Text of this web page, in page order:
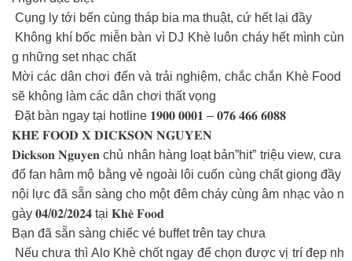
Cụng ly tới bến cùng tháp bia ma thuật, cứ hết lại đầy
Không khí bốc miễn bàn vì DJ Khè luôn cháy hết mình cùn
g những set nhạc chất
Mời các dân chơi đến và trải nghiệm, chắc chắn Khè Food
sẽ không làm các dân chơi thất vọng
Đặt bàn ngay tại hotline 𝟏𝟗𝟎𝟎 𝟎𝟎𝟎𝟏 – 𝟎𝟕𝟔 𝟒𝟔𝟔 𝟔𝟎𝟖𝟖
𝐊𝐇𝐄̀ 𝐅𝐎𝐎𝐃 𝐗 𝐃𝐈𝐂𝐊𝐒𝐎𝐍 𝐍𝐆𝐔𝐘𝐄𝐍
𝐃𝐢𝐜𝐤𝐬𝐨𝐧 𝐍𝐠𝐮𝐲𝐞𝐧 chủ nhân hàng loạt bản”hit” triệu view, cưa
đổ fan hâm mộ bằng vẻ ngoài lôi cuốn cùng chất giọng đầy
nội lực đã sẵn sàng cho một đêm cháy cùng âm nhạc vào n
gày 𝟎𝟒/𝟎𝟐/𝟐𝟎𝟐𝟒 tại 𝐊𝐡𝐞̀ 𝐅𝐨𝐨𝐝
Bạn đã sẵn sàng chiếc vé buffet trên tay chưa
Nếu chưa thì Alo Khè chốt ngay để chọn được vị trí đẹp nh